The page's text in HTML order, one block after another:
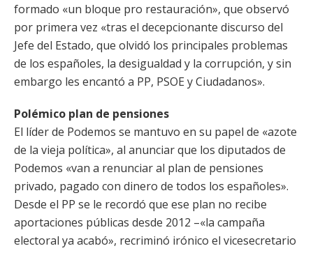
formado «un bloque pro restauración», que observó
por primera vez «tras el decepcionante discurso del
Jefe del Estado, que olvidó los principales problemas
de los españoles, la desigualdad y la corrupción, y sin
embargo les encantó a PP, PSOE y Ciudadanos».
Polémico plan de pensiones
El líder de Podemos se mantuvo en su papel de «azote
de la vieja política», al anunciar que los diputados de
Podemos «van a renunciar al plan de pensiones
privado, pagado con dinero de todos los españoles».
Desde el PP se le recordó que ese plan no recibe
aportaciones públicas desde 2012 –«la campaña
electoral ya acabó», recriminó irónico el vicesecretario